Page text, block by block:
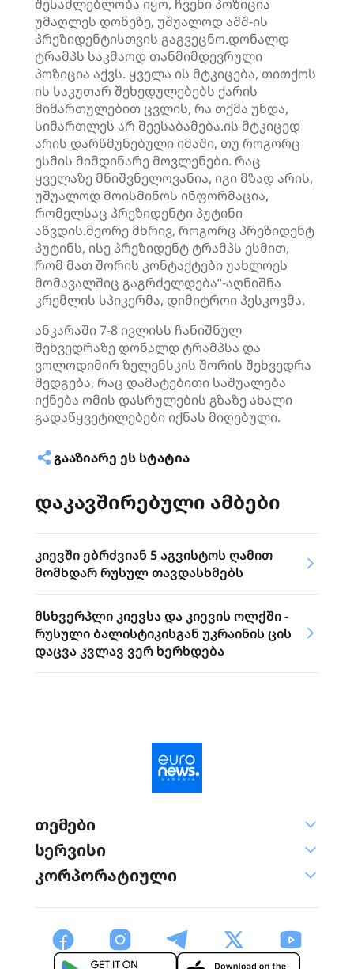
შესაძლებლობა იყო, ჩვენი პოზიცია
უმაღლეს დონეზე, უშუალოდ აშშ-ის
პრეზიდენტისთვის გაგვეცნო.დონალდ
ტრამპს საკმაოდ თანმიმდევრული
პოზიცია აქვს. ყველა ის მტკიცება, თითქოს
ის საკუთარ შეხედულებებს ქარის
მიმართულებით ცვლის, რა თქმა უნდა,
სიმართლეს არ შეესაბამება.ის მტკიცედ
არის დარწმუნებული იმაში, თუ როგორც
ესმის მიმდინარე მოვლენები. რაც
ყველაზე მნიშვნელოვანია, იგი მზად არის,
უშუალოდ მოისმინოს ინფორმაცია,
რომელსაც პრეზიდენტი პუტინი
აწვდის.მეორე მხრივ, როგორც პრეზიდენტ
პუტინს, ისე პრეზიდენტ ტრამპს ესმით,
რომ მათ შორის კონტაქტები უახლოეს
მომავალშიც გაგრძელდება“-აღნიშნა
კრემლის სპიკერმა, დიმიტროი პესკოვმა.
ანკარაში 7-8 ივლისს ჩანიშნულ
შეხვედრაზე დონალდ ტრამპსა და
ვოლოდიმირ ზელენსკის შორის შეხვედრა
შედგება, რაც დამატებითი საშუალება
იქნება ომის დასრულების გზაზე ახალი
გადაწყვეტილებები იქნას მიღებული.
ᲒᲐᲐᲖᲘᲐᲠᲔ ᲔᲡ ᲡᲢᲐᲢᲘᲐ
დაკავშირებული ამბები
კიევში ებრძვიან 5 აგვისტოს ღამით
მომხდარ რუსულ თავდასხმებს
მსხვერპლი კიევსა და კიევის ოლქში -
რუსული ბალისტიკისგან უკრაინის ცის
დაცვა კვლავ ვერ ხერხდება
თემები
სერვისი
კორპორატიული